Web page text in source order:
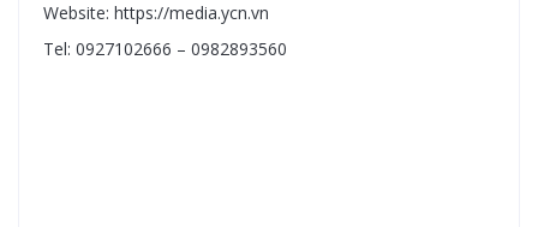
Website: https://media.ycn.vn
Tel: 0927102666 – 0982893560